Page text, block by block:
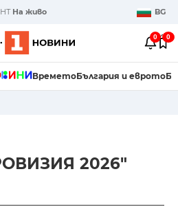
На живо BG
0 0
ВреметоБългария и еврото
2026"